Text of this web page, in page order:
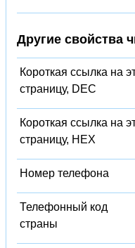
Другие свойства
Короткая ссылка на
страницу, DEC
Короткая ссылка на
страницу, HEX
Номер телефона
Телефонный код
страны